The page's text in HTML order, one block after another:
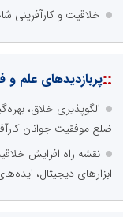
خلاقیت و کارآفرینی
::پربازدیدهای علم و
الگوپذیری خلاق،
ضلع موفقیت جوانان
نقشه راه افزایش
ابزارهای دیجیتال،